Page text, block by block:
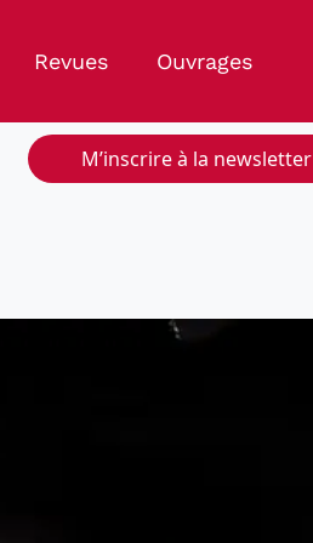
Revues Ouvrages
M’inscrire à la newsletter